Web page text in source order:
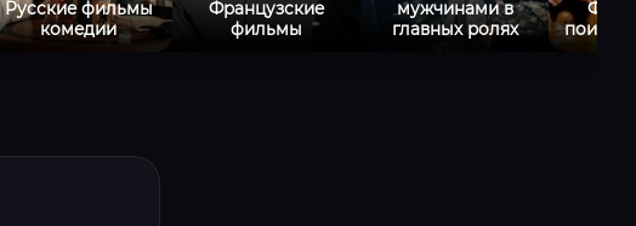
Русские фильмы
комедии
Французские
фильмы
мужчинами в
главных ролях
поиски